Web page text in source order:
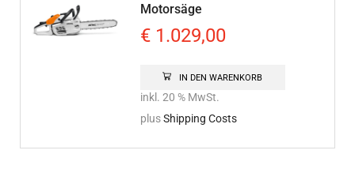
Motorsäge
€1.029,00
IN DEN WARENKORB
inkl. 20 % MwSt.
plusShipping Costs